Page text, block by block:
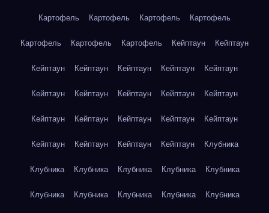
Картофель Картофель Картофель Картофель
Картофель Картофель Картофель Кейптаун Кейптаун
Кейптаун Кейптаун Кейптаун Кейптаун Кейптаун
Кейптаун Кейптаун Кейптаун Кейптаун Кейптаун
Кейптаун Кейптаун Кейптаун Кейптаун Кейптаун
Кейптаун Кейптаун Кейптаун Кейптаун Клубника
Клубника Клубника Клубника Клубника Клубника
Клубника Клубника Клубника Клубника Клубника